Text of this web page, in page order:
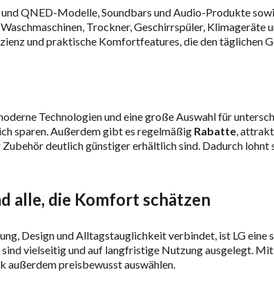
QNED-Modelle, Soundbars und Audio-Produkte
Trockner, Geschirrspüler,
und praktische Komfortfeatures, die den täglichen
Technologien und eine große Auswahl für
sparen. Außerdem gibt es regelmäßig Rabatte ,
deutlich günstiger erhältlich sind. Dadurch lohnt
alle, die Komfort schätzen
Design und Alltagstauglichkeit verbindet, ist LG
vielseitig und auf langfristige Nutzung ausgelegt.
außerdem preisbewusst auswählen.